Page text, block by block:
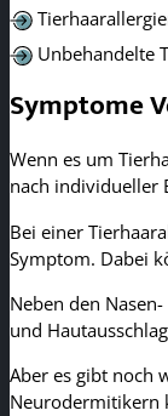
Unbehandelte
Symptome
Wenn es um
nach individueller
Bei einer
Symptom. Dabei
Neben den
und
Aber es gibt noch
Neurodermitikern